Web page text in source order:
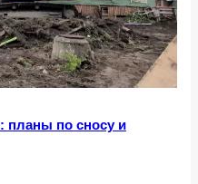
планы по сносу и